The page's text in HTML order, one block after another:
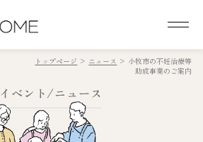
トップページ > ニュース > 小牧市の不妊治療等
助成事業のご案内
イベント/ニュース